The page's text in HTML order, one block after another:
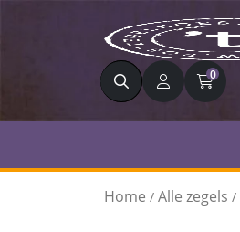
Zoeken 0
Home / Alle zegels /